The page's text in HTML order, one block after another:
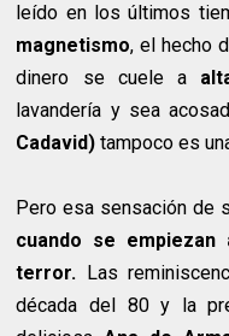
leído en los últimos
magnetismo, el hecho
dinero se cuele a
lavandería y sea
Cadavid) tampoco es
Pero esa sensación de
cuando se
terror. Las
década del 80 y la